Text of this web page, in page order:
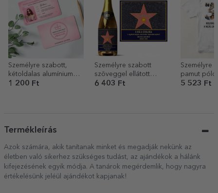
Személyre szabott,
kétoldalas alumínium
kártya fotóval és
1 200 Ft
Személyre szabott
szöveggel ellátott
pezsgő – A hála
6 403 Ft
Személyre
pamut
és
5 523 Ft
Termékleírás
Azok számára, akik tanítanak minket és megadják nekünk az
életben való sikerhez szükséges tudást, az ajándékok a hálánk
kifejezésének egyik módja. A tanárok megérdemlik, hogy nagyra
értékelésünk jeléül ajándékot kapjanak!